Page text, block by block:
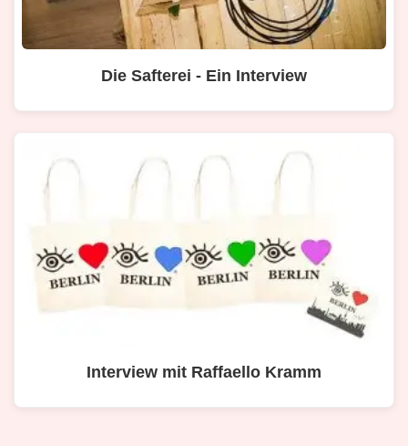
Die Safterei - Ein Interview
Interview mit Raffaello Kramm